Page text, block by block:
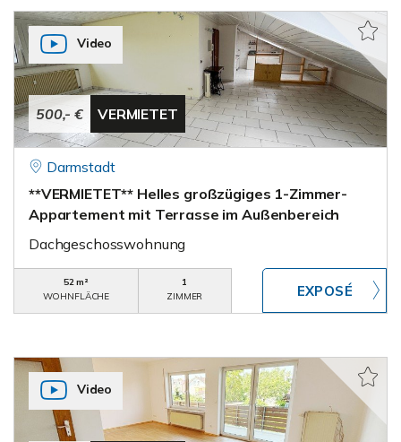
500,- € VERMIETET
Video
Darmstadt
**VERMIETET** Helles großzügiges 1-Zimmer-
Appartement mit Terrasse im Außenbereich
Dachgeschosswohnung
52 m²
WOHNFLÄCHE
1
ZIMMER
Video